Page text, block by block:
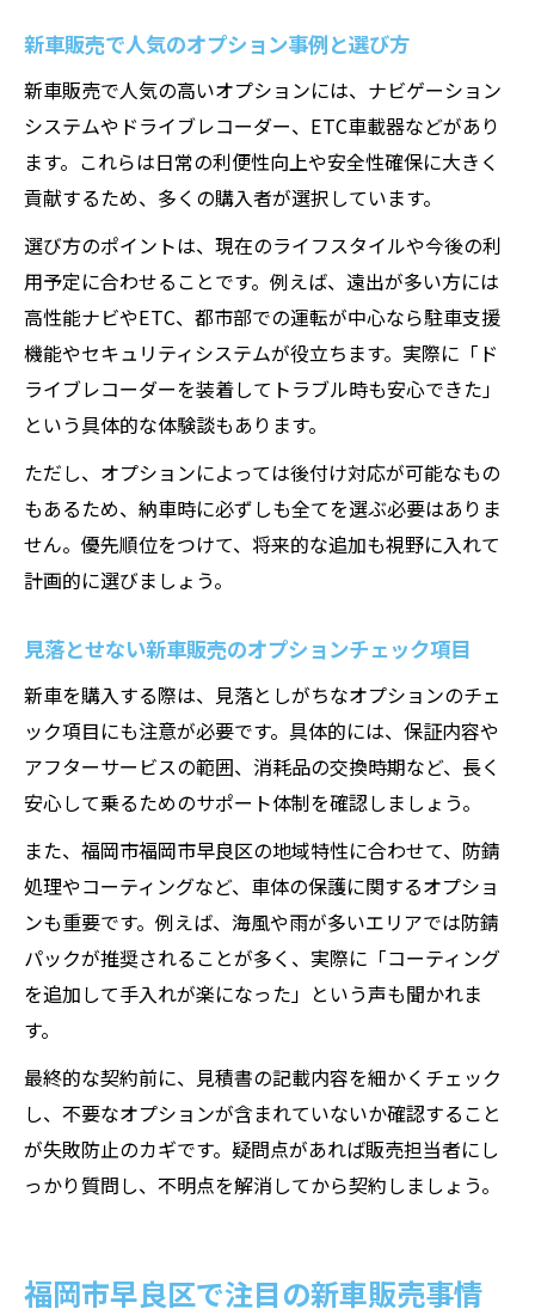
新車販売で人気のオプション事例と選び方
新車販売で人気の高いオプションには、ナビゲーション
システムやドライブレコーダー、ETC車載器などがあり
ます。これらは日常の利便性向上や安全性確保に大きく
貢献するため、多くの購入者が選択しています。
選び方のポイントは、現在のライフスタイルや今後の利
用予定に合わせることです。例えば、遠出が多い方には
高性能ナビやETC、都市部での運転が中心なら駐車支援
機能やセキュリティシステムが役立ちます。実際に「ド
ライブレコーダーを装着してトラブル時も安心できた」
という具体的な体験談もあります。
ただし、オプションによっては後付け対応が可能なもの
もあるため、納車時に必ずしも全てを選ぶ必要はありま
せん。優先順位をつけて、将来的な追加も視野に入れて
計画的に選びましょう。
見落とせない新車販売のオプションチェック項目
新車を購入する際は、見落としがちなオプションのチェ
ック項目にも注意が必要です。具体的には、保証内容や
アフターサービスの範囲、消耗品の交換時期など、長く
安心して乗るためのサポート体制を確認しましょう。
また、福岡市福岡市早良区の地域特性に合わせて、防錆
処理やコーティングなど、車体の保護に関するオプショ
ンも重要です。例えば、海風や雨が多いエリアでは防錆
パックが推奨されることが多く、実際に「コーティング
を追加して手入れが楽になった」という声も聞かれま
す。
最終的な契約前に、見積書の記載内容を細かくチェック
し、不要なオプションが含まれていないか確認すること
が失敗防止のカギです。疑問点があれば販売担当者にし
っかり質問し、不明点を解消してから契約しましょう。
福岡市早良区で注目の新車販売事情